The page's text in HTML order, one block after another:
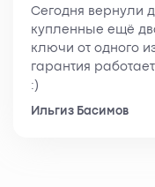
Сегодня вернули
купленные ещё
ключи от одного
гарантия
:)
Ильгиз Басимов